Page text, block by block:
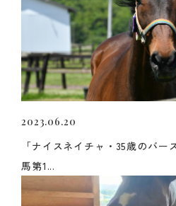
2023.06.20
「ナイスネイチャ・35歳のバ
馬第1...